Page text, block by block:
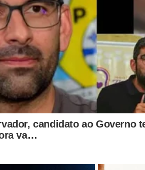
Fé, choro e emoção marcam
1ª missa com estátua de
Nossa Senhora Aparecida
em Bom Jesus